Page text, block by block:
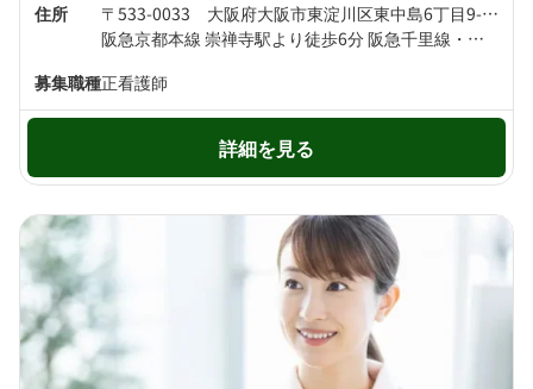
住所
〒533-0033 大阪府大阪市東淀川区東中島6丁目9-番3号
阪急京都本線 崇禅寺駅より徒歩6分 阪急千里線・阪急京都本線 淡路駅より徒歩8分
募集職種正看護師
詳細を見る